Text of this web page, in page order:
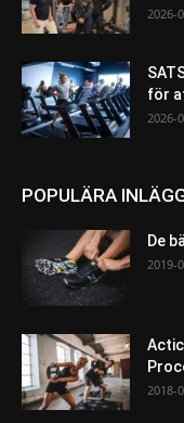
2026-
för
2026-
POPULÄRA
De
2019-
2018-